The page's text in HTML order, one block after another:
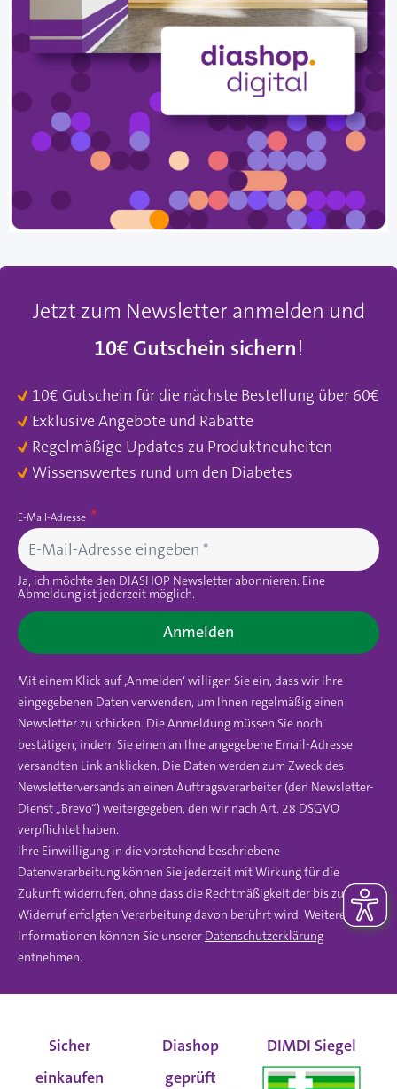
Jetzt zum Newsletter anmelden und
10€ Gutschein sichern!
10€ Gutschein für die nächste Bestellung über 60€
Exklusive Angebote und Rabatte
Regelmäßige Updates zu Produktneuheiten
Wissenswertes rund um den Diabetes
E-Mail-Adresse
Ja, ich möchte den DIASHOP Newsletter abonnieren. Eine
Abmeldung ist jederzeit möglich.
Anmelden
Mit einem Klick auf ‚Anmelden‘ willigen Sie ein, dass wir Ihre
eingegebenen Daten verwenden, um Ihnen regelmäßig einen
Newsletter zu schicken. Die Anmeldung müssen Sie noch
bestätigen, indem Sie einen an Ihre angegebene Email-Adresse
versandten Link anklicken. Die Daten werden zum Zweck des
Newsletterversands an einen Auftragsverarbeiter (den Newsletter-
Dienst „Brevo“) weitergegeben, den wir nach Art. 28 DSGVO
verpflichtet haben.
Ihre Einwilligung in die vorstehend beschriebene
Datenverarbeitung können Sie jederzeit mit Wirkung für die
Zukunft widerrufen, ohne dass die Rechtmäßigkeit der bis zum
Widerruf erfolgten Verarbeitung davon berührt wird. Weitere
Informationen können Sie unserer Datenschutzerklärung
entnehmen.
Sicher
einkaufen
Diashop
geprüft
DIMDI Siegel